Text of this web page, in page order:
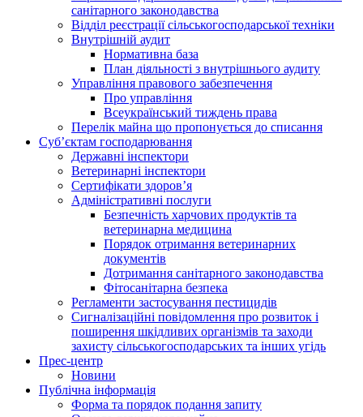
санітарного законодавства
Відділ реєстрації сільськогосподарської техніки
Внутрішній аудит
Нормативна база
План діяльності з внутрішнього аудиту
Управління правового забезпечення
Про управління
Всеукраїнський тиждень права
Перелік майна що пропонується до списання
Суб’єктам господарювання
Державні інспектори
Ветеринарні інспектори
Сертифікати здоров’я
Адміністративні послуги
Безпечність харчових продуктів та
ветеринарна медицина
Порядок отримання ветеринарних
документів
Дотримання санітарного законодавства
Фітосанітарна безпека
Регламенти застосування пестицидів
Сигналізаційні повідомлення про розвиток і
поширення шкідливих організмів та заходи
захисту сільськогосподарських та інших угідь
Прес-центр
Новини
Публічна інформація
Форма та порядок подання запиту